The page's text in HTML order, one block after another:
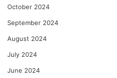
October 2024
September 2024
August 2024
July 2024
June 2024